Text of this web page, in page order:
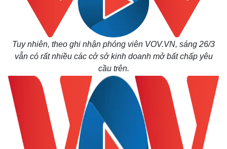
Tuy nhiên, theo ghi nhận phóng viên VOV.VN, sáng 26/3
vẫn có rất nhiều các cở sở kinh doanh mở bất chấp yêu
cầu trên.